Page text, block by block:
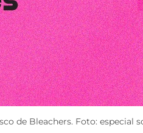
de Bleachers. Foto: especial